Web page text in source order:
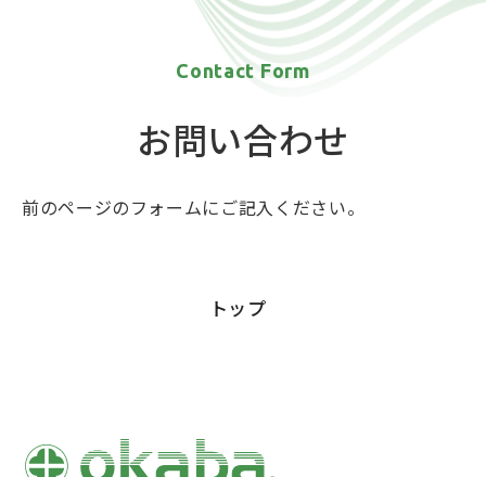
Contact Form
お問い合わせ
前のページのフォームにご記入ください。
トップ